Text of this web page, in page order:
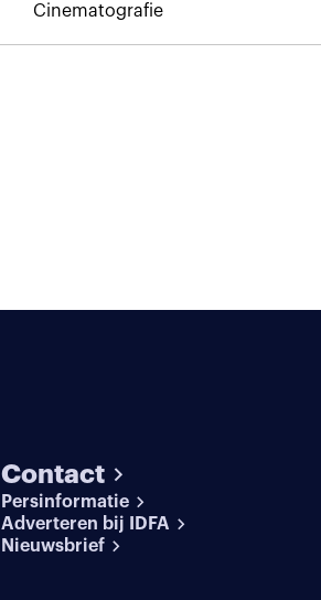
Cinematografie
Contact
Persinformatie
Adverteren bij IDFA
Nieuwsbrief